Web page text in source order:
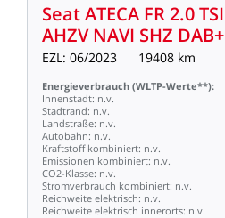
SeatATECA FR2.0TSI
AHZV NAVI SHZ DAB+
EZL: 06/2023 19408 km
Energieverbrauch (WLTP-Werte**):
Innenstadt: n.v.
Stadtrand: n.v.
Landstraße: n.v.
Autobahn: n.v.
Kraftstoff kombiniert: n.v.
Emissionen kombiniert: n.v.
CO2-Klasse: n.v.
Stromverbrauch kombiniert: n.v.
Reichweite elektrisch: n.v.
Reichweite elektrisch innerorts: n.v.